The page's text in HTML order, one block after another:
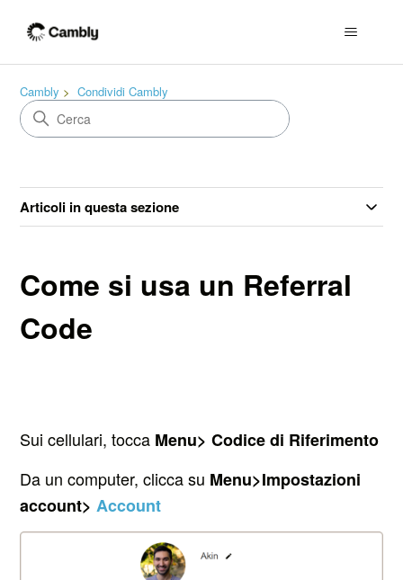
Cambly Condividi Cambly
Articoli in questa sezione
Come si usa un Referral
Code
Sui cellulari, tocca Menu>Codice di Riferimento
Da un computer, clicca su Menu>Impostazioni
account>Account